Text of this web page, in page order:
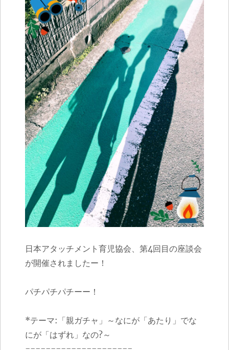
日本アタッチメント育児協会、第4回目の座談会
が開催されましたー！
パチパチパチーー！
*テーマ:「親ガチャ」～なにが「あたり」でな
にが「はずれ」なの?～